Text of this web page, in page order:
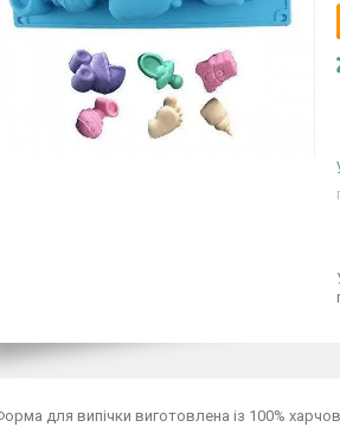
для випічки виготовлена із 100%